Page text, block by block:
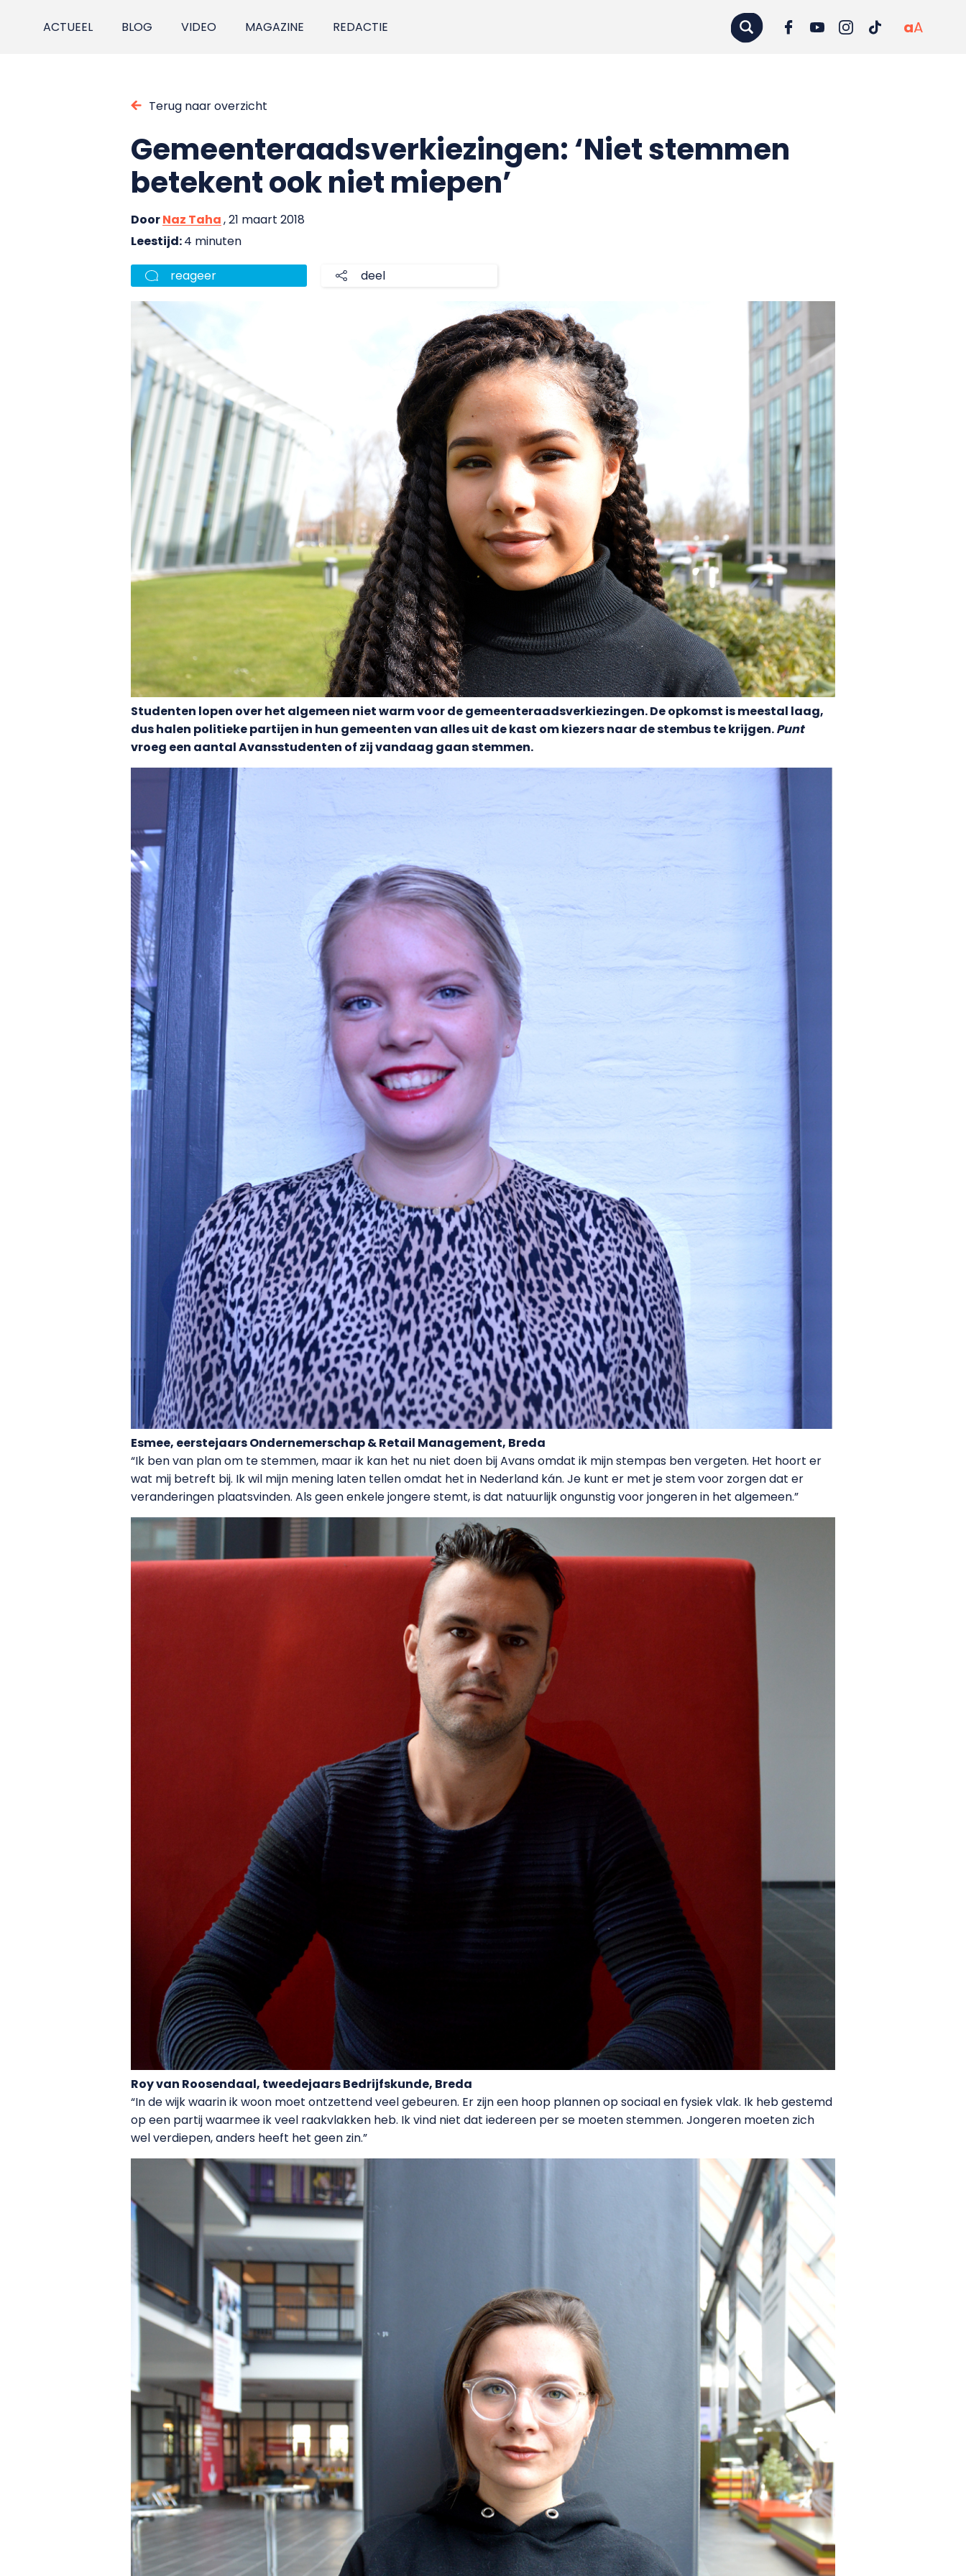
ACTUEEL BLOG VIDEO MAGAZINE REDACTIE aA
Terug naar overzicht
Gemeenteraadsverkiezingen: ‘Niet stemmen
betekent ook niet miepen’
DoorNaz Taha, 21 maart 2018
Leestijd:4 minuten
reageer deel
Studenten lopen over het algemeen niet warm voor de gemeenteraadsverkiezingen. De opkomst is meestal laag,
dus halen politieke partijen in hun gemeenten van alles uit de kast om kiezers naar de stembus te krijgen.Punt
vroeg een aantal Avansstudenten of zij vandaag gaan stemmen.
Esmee, eerstejaars Ondernemerschap & Retail Management, Breda
“Ik ben van plan om te stemmen, maar ik kan het nu niet doen bij Avans omdat ik mijn stempas ben vergeten. Het hoort er
wat mij betreft bij. Ik wil mijn mening laten tellen omdat het in Nederland kán. Je kunt er met je stem voor zorgen dat er
veranderingen plaatsvinden. Als geen enkele jongere stemt, is dat natuurlijk ongunstig voor jongeren in het algemeen.”
Roy van Roosendaal, tweedejaars Bedrijfskunde, Breda
“In de wijk waarin ik woon moet ontzettend veel gebeuren. Er zijn een hoop plannen op sociaal en fysiek vlak. Ik heb gestemd
op een partij waarmee ik veel raakvlakken heb. Ik vind niet dat iedereen per se moeten stemmen. Jongeren moeten zich
wel verdiepen, anders heeft het geen zin.”